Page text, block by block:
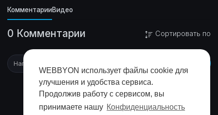
WEBBYON использует файлы cookie для
улучшения и удобства сервиса.
Продолжив работу с сервисом, вы
принимаете нашу Конфиденциальность
КомментарииВидео
0 Комментарии Сортировать по